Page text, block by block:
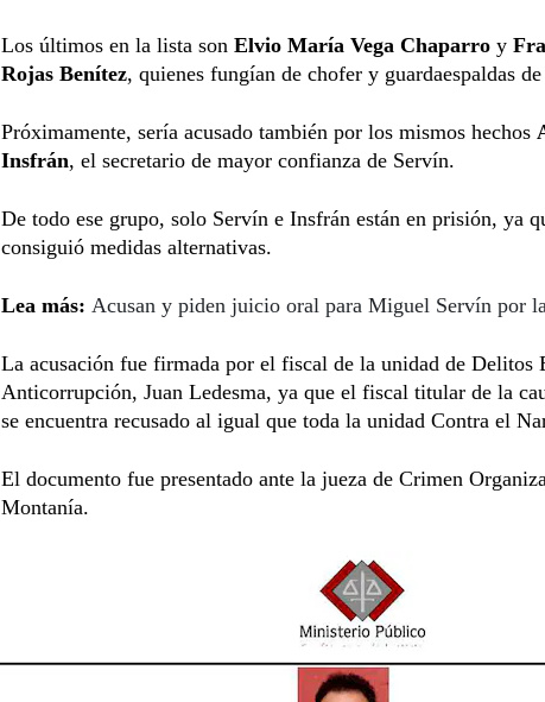
Los últimos en la lista son Elvio María Vega Chaparro y
Rojas Benítez, quienes fungían de chofer y guardaespaldas
Próximamente, sería acusado también por los mismos hechos
Insfrán, el secretario de mayor confianza de Servín.
De todo ese grupo, solo Servín e Insfrán están en prisión, ya
consiguió medidas alternativas.
Lea más: Acusan y piden juicio oral para Miguel Servín por
La acusación fue firmada por el fiscal de la unidad de Delitos
Anticorrupción, Juan Ledesma, ya que el fiscal titular de la
se encuentra recusado al igual que toda la unidad Contra el
El documento fue presentado ante la jueza de Crimen
Montanía.